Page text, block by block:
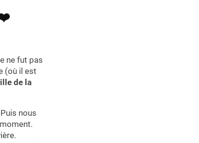
❤️
ne fut pas
(où il est
de la
nous